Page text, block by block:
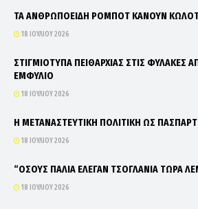
ΤΑ ΑΝΘΡΩΠΟΕΙΔΗ ΡΟΜΠΟΤ ΚΑΝΟΥΝ
18 ΙΟΥΛΊΟΥ 2026
ΣΤΙΓΜΙΟΤΥΠΑ ΠΕΙΘΑΡΧΙΑΣ ΣΤΙΣ ΦΥΛΑΚΕΣ
ΕΜΦΥΛΙΟ
18 ΙΟΥΛΊΟΥ 2026
Η ΜΕΤΑΝΑΣΤΕΥΤΙΚΗ ΠΟΛΙΤΙΚΗ ΩΣ
18 ΙΟΥΛΊΟΥ 2026
“ΟΣΟΥΣ ΠΑΛΙΑ ΕΛΕΓΑΝ ΤΣΟΓΛΑΝΙΑ ΤΩΡΑ
18 ΙΟΥΛΊΟΥ 2026